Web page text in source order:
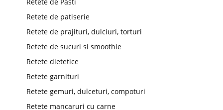
Retete de patiserie
Retete de prajituri, dulciuri, torturi
Retete de sucuri si smoothie
Retete dietetice
Retete garnituri
Retete gemuri, dulceturi, compoturi
Retete mancaruri cu carne